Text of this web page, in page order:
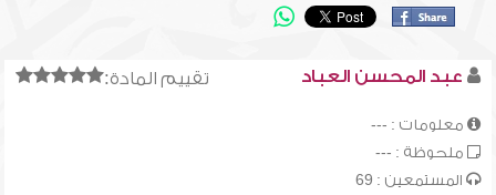
تقييم المادة: عبد المحسن العباد
معلومات : ---
ملحوظة : ---
المستمعين : 69